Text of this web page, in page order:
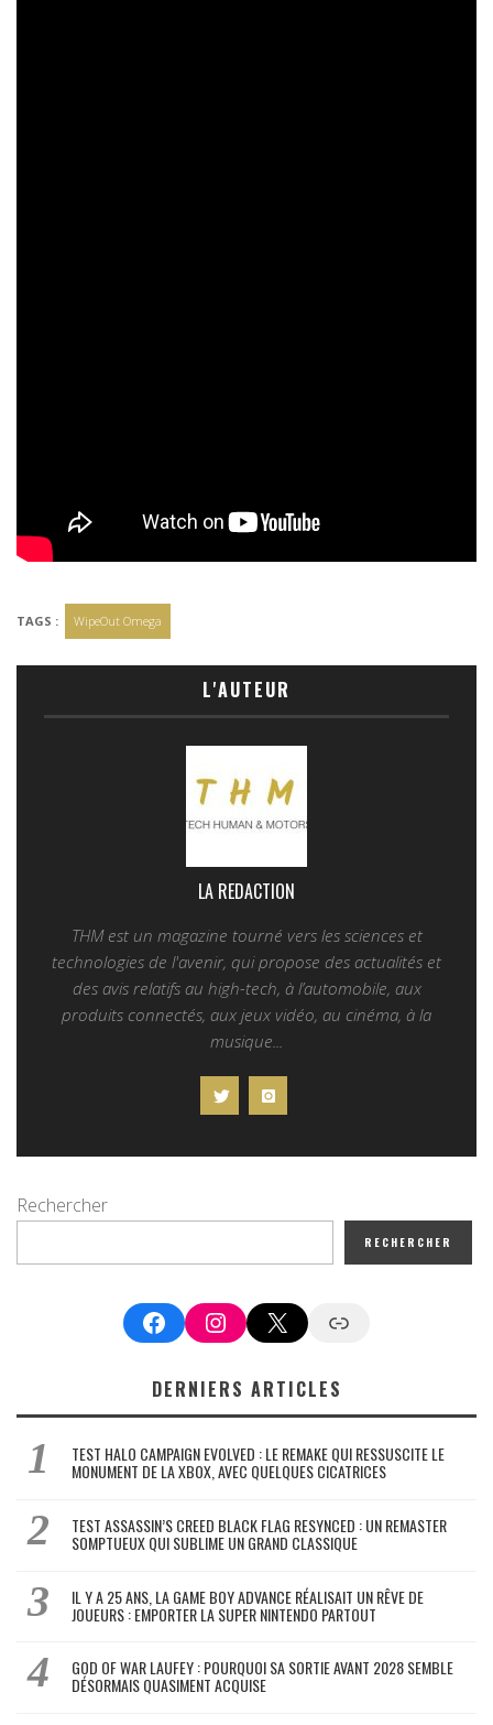
TAGS : WipeOut Omega
L'AUTEUR
LA REDACTION
THM est un magazine tourné vers les sciences et
technologies de l'avenir, qui propose des actualités et
des avis relatifs au high-tech, à l’automobile, aux
produits connectés, aux jeux vidéo, au cinéma, à la
musique...
Rechercher
RECHERCHER
FacebookInstagram
X Google News
DERNIERS ARTICLES
TEST HALO CAMPAIGN EVOLVED : LE REMAKE QUI RESSUSCITE LE
MONUMENT DE LA XBOX, AVEC QUELQUES CICATRICES
TEST ASSASSIN’S CREED BLACK FLAG RESYNCED : UN REMASTER
SOMPTUEUX QUI SUBLIME UN GRAND CLASSIQUE
IL Y A 25 ANS, LA GAME BOY ADVANCE RÉALISAIT UN RÊVE DE
JOUEURS : EMPORTER LA SUPER NINTENDO PARTOUT
GOD OF WAR LAUFEY : POURQUOI SA SORTIE AVANT 2028 SEMBLE
DÉSORMAIS QUASIMENT ACQUISE